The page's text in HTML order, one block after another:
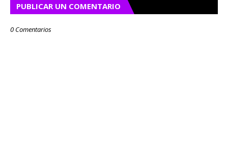
PUBLICAR UN COMENTARIO
0 Comentarios